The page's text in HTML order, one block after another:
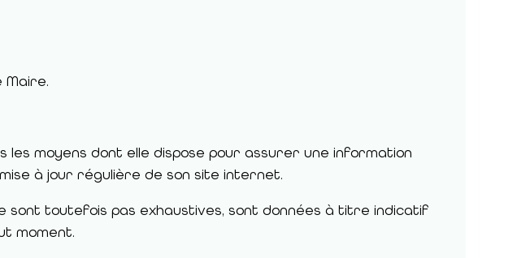
Maire.
moyens dont elle dispose pour assurer une information
à jour régulière de son site internet.
sont toutefois pas exhaustives, sont données à titre indicatif
moment.